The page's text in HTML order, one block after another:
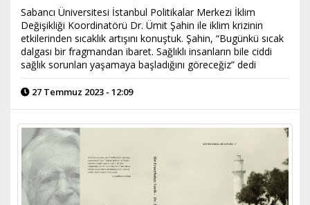
Sabancı Üniversitesi İstanbul Politikalar Merkezi İklim
Değişikliği Koordinatörü Dr. Ümit Şahin ile iklim krizinin
etkilerinden sıcaklık artışını konuştuk. Şahin, “Bugünkü sıcak
dalgası bir fragmandan ibaret. Sağlıklı insanların bile ciddi
sağlık sorunları yaşamaya başladığını göreceğiz” dedi
27 Temmuz 2023 - 12:09